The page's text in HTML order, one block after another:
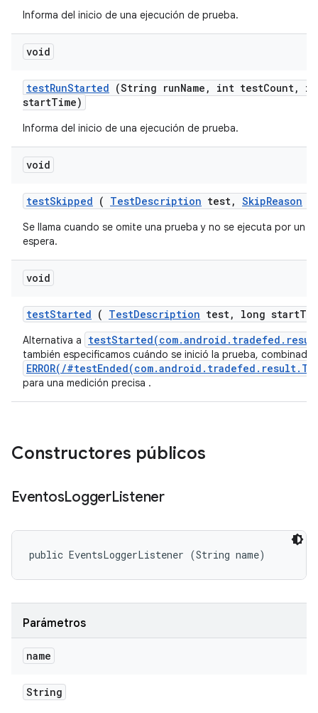
Informa del inicio de una ejecución de prueba.
void
testRunStarted (String runName , int testCount,
startTime)
Informa del inicio de una ejecución de prueba.
void
testSkipped ( TestDescription test, SkipReason
Se llama cuando se omite una prueba y no se ejecuta por un
espera.
void
testStarted ( TestDescription test, long start
Alternativa a
también especificamos cuándo se inició la prueba, combinado
ERROR(/
para una medición precisa .
Constructores públicos
EventosLoggerListener
public EventsLoggerListener (String name)
Parámetros
name
String